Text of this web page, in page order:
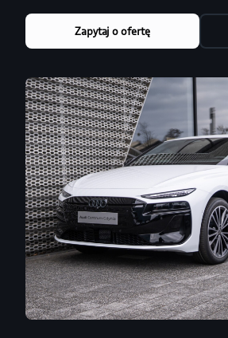
Zapytaj o ofertę